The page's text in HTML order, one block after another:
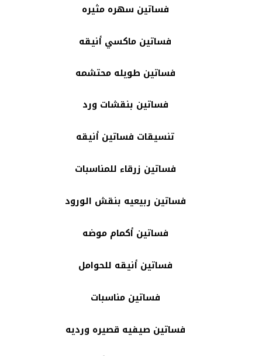
فساتين سهره مثيره
فساتين ماكسي أنيقه
فساتين طويله محتشمه
فساتين بنقشات ورد
تنسيقات فساتين أنيقه
فساتين زرقاء للمناسبات
فساتين ربيعيه بنقش الورود
فساتين أكمام موضه
فساتين أنيقه للحوامل
فساتين مناسبات
فساتين صيفيه قصيره ورديه